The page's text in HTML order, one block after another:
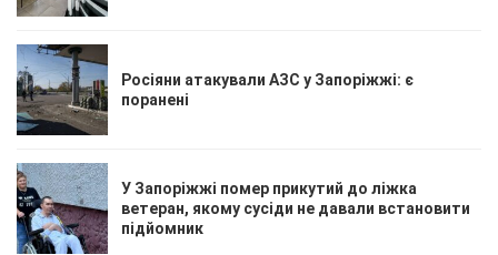
Росіяни атакували АЗС у Запоріжжі: є
поранені
У Запоріжжі помер прикутий до ліжка
ветеран, якому сусіди не давали встановити
підйомник